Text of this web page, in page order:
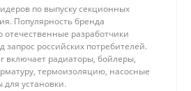
по выпуску секционных
Популярность бренда
отечественные разработчики
запрос российских потребителей.
включает радиаторы, бойлеры,
термоизоляцию, насосные
для установки.